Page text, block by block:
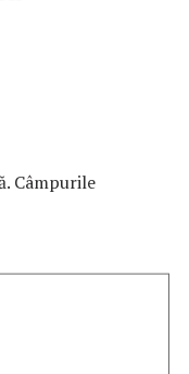
Câmpurile